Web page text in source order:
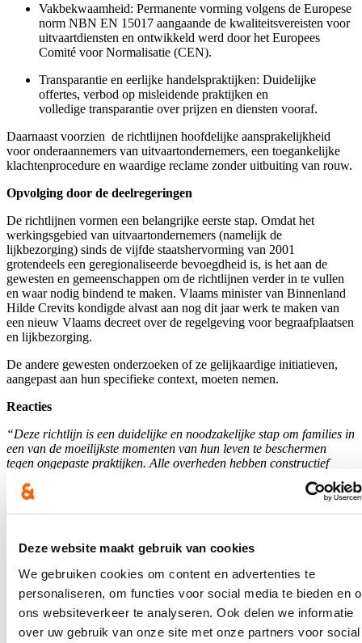
Deze website maakt gebruik van cookies
We gebruiken cookies om content en advertenties te
personaliseren, om functies voor social media te bieden en
ons websiteverkeer te analyseren. Ook delen we informatie
over uw gebruik van onze site met onze partners voor social
Vakbekwaamheid: Permanente vorming volgens de Europese
norm NBN EN 15017 aangaande de kwaliteitsvereisten voor
uitvaartdiensten en ontwikkeld werd door het Europees
Comité voor Normalisatie (CEN).
Transparantie en eerlijke handelspraktijken: Duidelijke
offertes, verbod op misleidende praktijken en
volledige transparantie over prijzen en diensten vooraf.
Daarnaast voorzien de richtlijnen hoofdelijke aansprakelijkheid
voor onderaannemers van uitvaartondernemers, een toegankelijke
klachtenprocedure en waardige reclame zonder uitbuiting van rouw.
Opvolging door de deelregeringen
De richtlijnen vormen een belangrijke eerste stap. Omdat het
werkingsgebied van uitvaartondernemers (namelijk de
lijkbezorging) sinds de vijfde staatshervorming van 2001
grotendeels een geregionaliseerde bevoegdheid is, is het aan de
gewesten en gemeenschappen om de richtlijnen verder in te vullen
en waar nodig bindend te maken. Vlaams minister van Binnenland
Hilde Crevits kondigde alvast aan nog dit jaar werk te maken van
een nieuw Vlaams decreet over de regelgeving voor begraafplaatsen
en lijkbezorging.
De andere gewesten onderzoeken of ze gelijkaardige initiatieven,
aangepast aan hun specifieke context, moeten nemen.
Reacties
“Deze richtlijn is een duidelijke en noodzakelijke stap om families in
een van de moeilijkste momenten van hun leven te beschermen
tegen ongepaste praktijken. Alle overheden hebben constructief
meer respect, transparantie en professionaliteit in de sector.”-
“Na de misstanden die de voorbije periode aan het licht kwamen in
langer volstaat. Daarom werk ik aan een nieuw Vlaams decreet op
de lijkbezorging waarbij de waardige omgang met overledenen, de
rechten van nabestaanden, transparantie over de kosten en de
kwaliteit van de dienstverlening centraal staan. Tegelijk heb ik
aangedrongen om interfederaal samen met de uitvaartsector werk te